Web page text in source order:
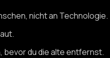
nicht an Technologie.
bevor du die alte entfernst.